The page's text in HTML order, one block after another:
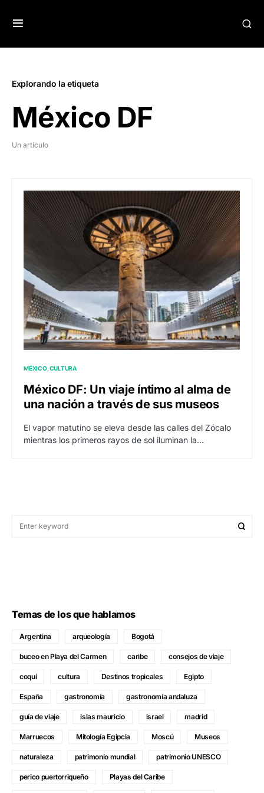
Explorando la etiqueta
México DF
Un artículo
MÉXICO CULTURA
México DF: Un viaje íntimo al alma de
una nación a través de sus museos
El vapor matutino se eleva desde las calles del Zócalo
mientras los primeros rayos de sol iluminan la…
Temas de los que hablamos
Argentina arqueología Bogotá
buceo en Playa del Carmen caribe consejos de viaje
coquí cultura Destinos tropicales Egipto
España gastronomía gastronomía andaluza
guía de viaje islas mauricio israel madrid
Marruecos Mitología Egipcia Moscú Museos
naturaleza patrimonio mundial patrimonio UNESCO
perico puertorriqueño Playas del Caribe